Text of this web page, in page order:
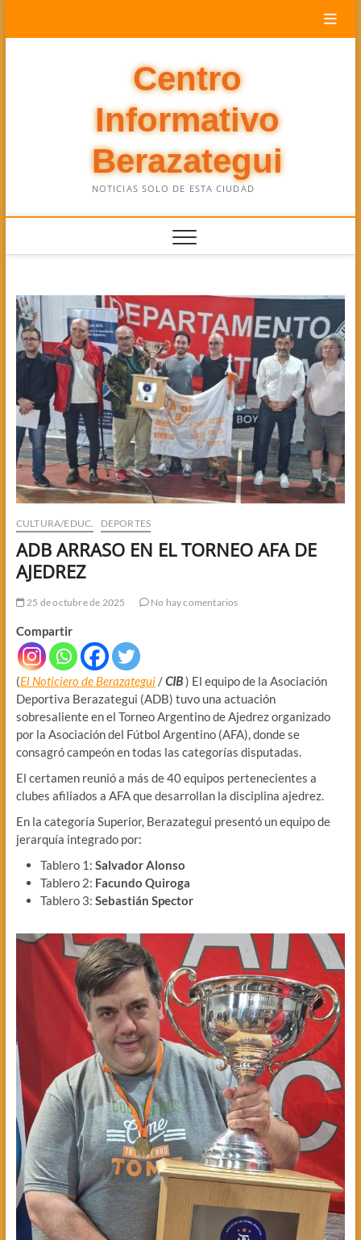
Centro
Informativo
Berazategui
NOTICIAS SOLO DE ESTA CIUDAD
CULTURA/EDUC. DEPORTES
ADB ARRASO EN EL TORNEO AFA DE
AJEDREZ
25 de octubre de 2025 No hay comentarios
Compartir
(El Noticiero de Berazategui/CIB) El equipo de la Asociación
Deportiva Berazategui (ADB) tuvo una actuación
sobresaliente en el Torneo Argentino de Ajedrez organizado
por la Asociación del Fútbol Argentino (AFA), donde se
consagró campeón en todas las categorías disputadas.
El certamen reunió a más de 40 equipos pertenecientes a
clubes afiliados a AFA que desarrollan la disciplina ajedrez.
En la categoría Superior, Berazategui presentó un equipo de
jerarquía integrado por:
Tablero 1: Salvador Alonso
Tablero 2: Facundo Quiroga
Tablero 3: Sebastián Spector